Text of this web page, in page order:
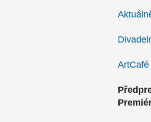
ArtCafé